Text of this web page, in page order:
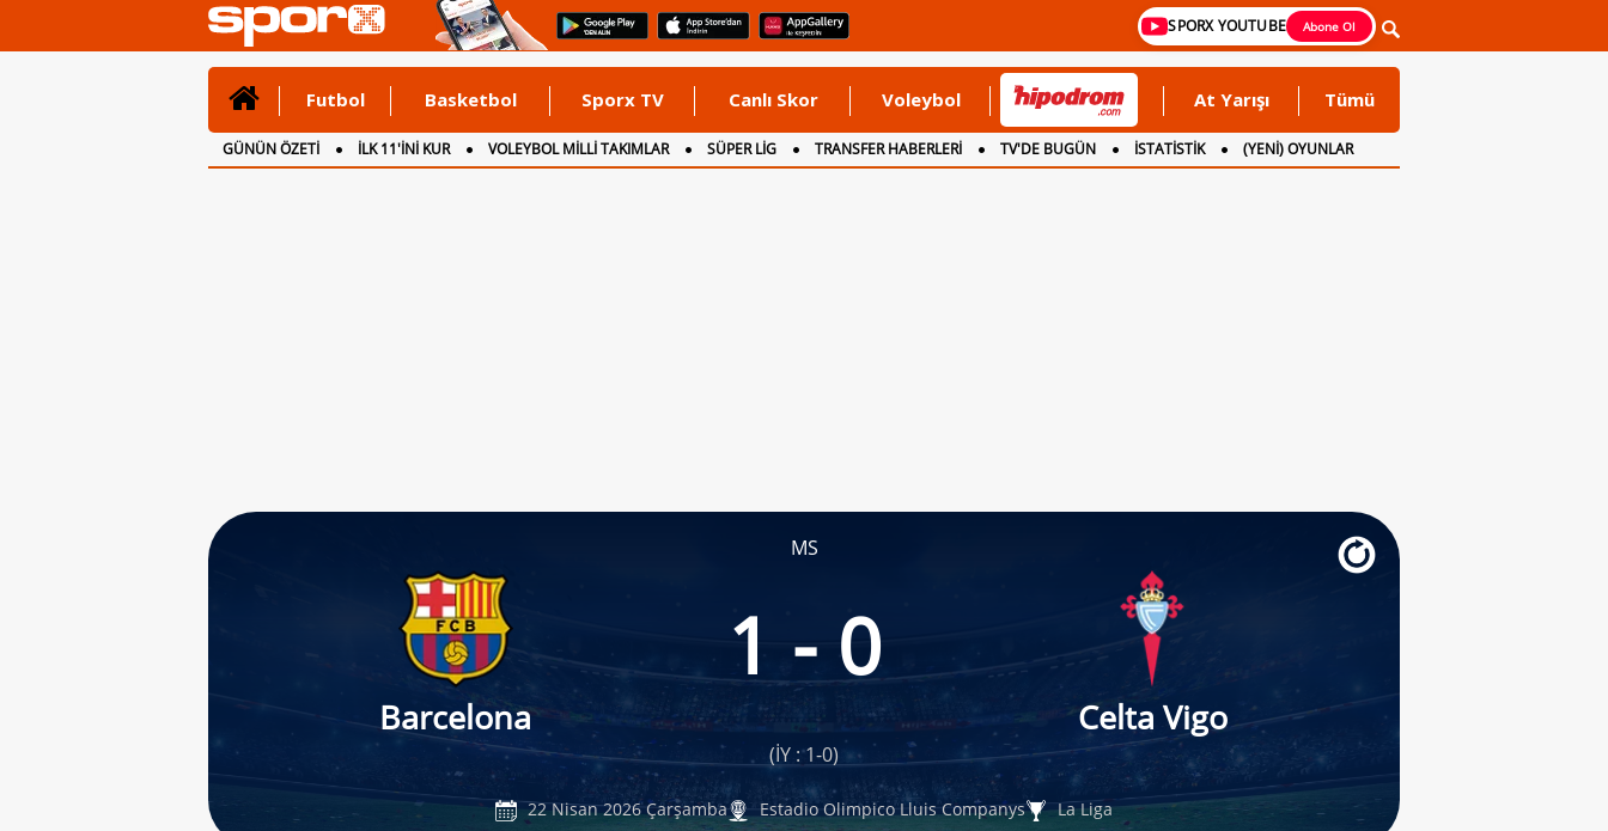
SPORX YOUTUBE Abone Ol
Futbol Basketbol Sporx TV Canlı Skor Voleybol At Yarışı Tümü
GÜNÜN ÖZETİ İLK 11'İNİ KUR VOLEYBOL MİLLİ TAKIMLAR SÜPER LİG TRANSFER HABERLERİ TV'DE BUGÜN İSTATİSTİK
(YENİ) OYUNLAR
CANLI ANLATIM
İNGİLTERE
MS
Barcelona
1 - 0
Celta Vigo
(İY : 1-0)
22 Nisan 2026 Çarşamba Estadio Olimpico Lluis Companys La Liga